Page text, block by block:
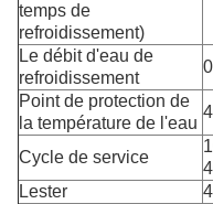
temps de
refroidissement)
Le débit d'eau de
refroidissement
Point de protection de
la température de l'eau
Cycle de service
Lester